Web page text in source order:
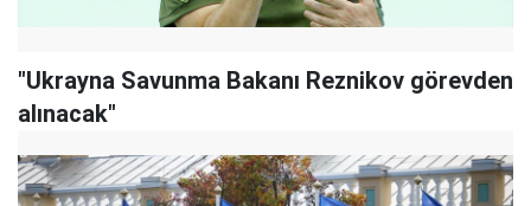
"Ukrayna Savunma Bakanı Reznikov görevden
alınacak"